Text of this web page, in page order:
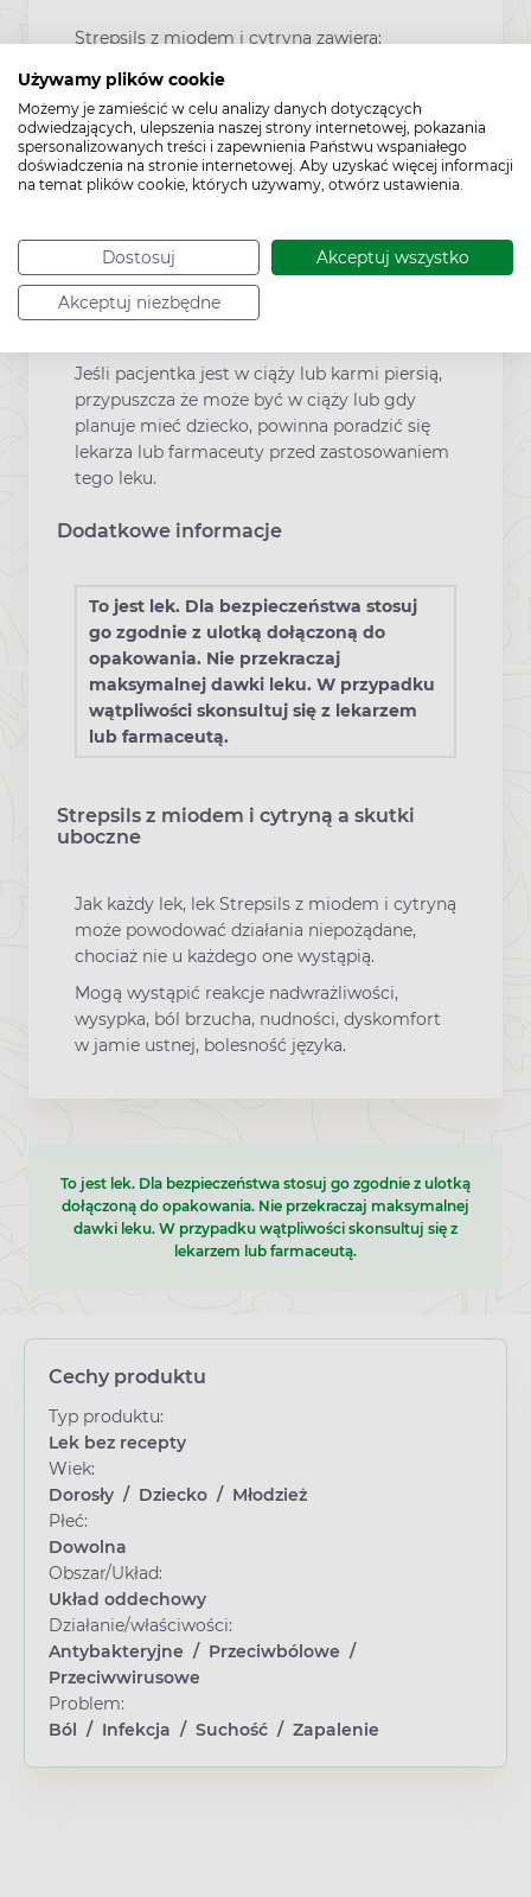
Używamy plików cookie
Możemy je zamieścić w celu analizy danych dotyczących
odwiedzających, ulepszenia naszej strony internetowej, pokazania
spersonalizowanych treści i zapewnienia Państwu wspaniałego
doświadczenia na stronie internetowej. Aby uzyskać więcej informacji
na temat plików cookie, których używamy, otwórz ustawienia.
Dostosuj Akceptuj wszystko
Akceptuj niezbędne
Strepsils z miodem i cytryną zawiera:
Żółcień chinolinową (E104). Lek może
powodować reakcje alergiczne.
Glukozę i sacharozę. Jeżeli stwierdzono
wcześniej u pacjenta nietolerancję
niektórych cukrów, pacjent powinien
przyjęciem leku.
Ciąża i laktacja
Jeśli pacjentka jest w ciąży lub karmi piersią,
przypuszcza że może być w ciąży lub gdy
planuje mieć dziecko, powinna poradzić się
lekarza lub farmaceuty przed zastosowaniem
tego leku.
Dodatkowe informacje
To jest lek. Dla bezpieczeństwa stosuj
go zgodnie z ulotką dołączoną do
opakowania. Nie przekraczaj
maksymalnej dawki leku. W przypadku
wątpliwości skonsultuj się z lekarzem
lub farmaceutą.
Strepsils z miodem i cytryną a skutki
uboczne
Jak każdy lek, lek Strepsils z miodem i cytryną
może powodować działania niepożądane,
chociaż nie u każdego one wystąpią.
Mogą wystąpić reakcje nadwrażliwości,
wysypka, ból brzucha, nudności, dyskomfort
w jamie ustnej, bolesność języka.
To jest lek. Dla bezpieczeństwa stosuj go zgodnie z ulotką
dołączoną do opakowania. Nie przekraczaj maksymalnej
dawki leku. W przypadku wątpliwości skonsultuj się z
lekarzem lub farmaceutą.
Cechy produktu
Typ produktu:
Lek bez recepty
Wiek:
Dorosły / Dziecko / Młodzież
Płeć:
Dowolna
Obszar/Układ:
Układ oddechowy
Działanie/właściwości:
Antybakteryjne / Przeciwbólowe /
Przeciwwirusowe
Problem:
Ból / Infekcja / Suchość / Zapalenie